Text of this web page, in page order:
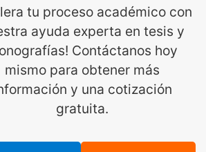
tu proceso académico con
ayuda experta en tesis y
Contáctanos hoy
mismo para obtener más
y una cotización
gratuita.